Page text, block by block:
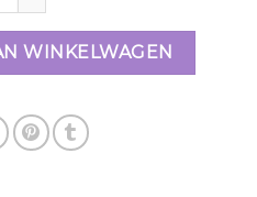
WINKELWAGEN